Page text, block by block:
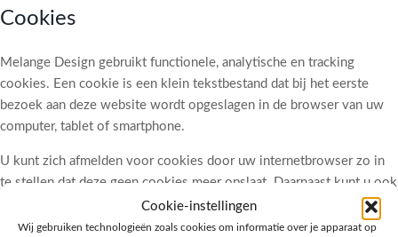
Cookie-instellingen
Wij gebruiken technologieën zoals cookies om informatie over je apparaat op
Cookies
Melange Design gebruikt functionele, analytische en tracking
cookies. Een cookie is een klein tekstbestand dat bij het eerste
bezoek aan deze website wordt opgeslagen in de browser van uw
computer, tablet of smartphone.
U kunt zich afmelden voor cookies door uw internetbrowser zo in
te stellen dat deze geen cookies meer opslaat. Daarnaast kunt u ook
alle informatie die eerder is opgeslagen via de instellingen van uw
browser verwijderen.